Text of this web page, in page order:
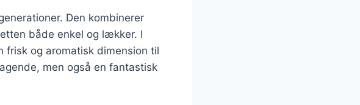
Den kombinerer
både enkel og lækker. I
og aromatisk dimension til
men også en fantastisk